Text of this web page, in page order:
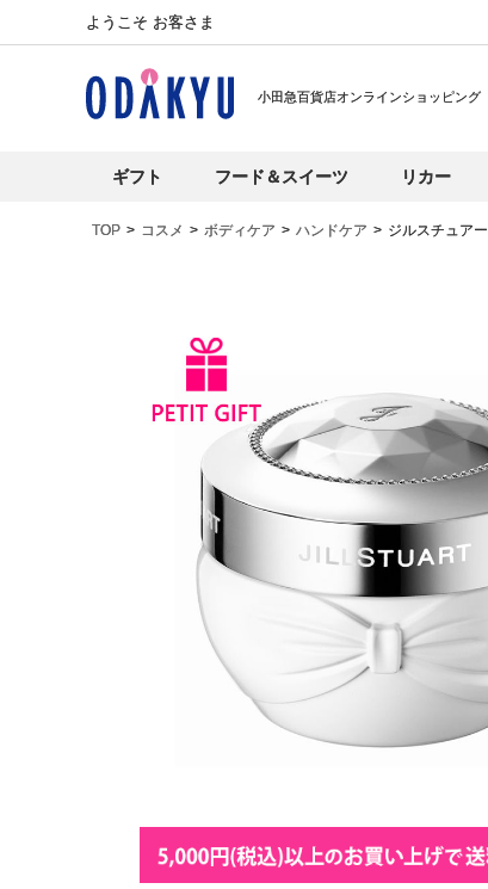
ようこそ お客さま
小田急百貨店オンラインショッピング
ギフト フード＆スイーツ リカー
TOP コスメ ボディケア ハンドケア ジルスチュア